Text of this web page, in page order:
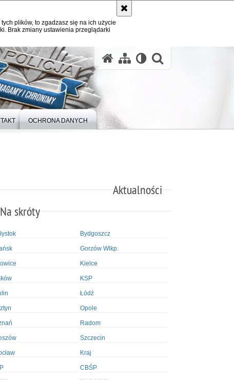
plików, to zgadzasz się na ich użycie
Brak zmiany ustawienia przeglądarki
OCHRONA DANYCH
Aktualności
Na skróty
Bydgoszcz
Gorzów Wlkp.
Kielce
KSP
Łódź
Opole
Radom
Szczecin
Kraj
CBŚP